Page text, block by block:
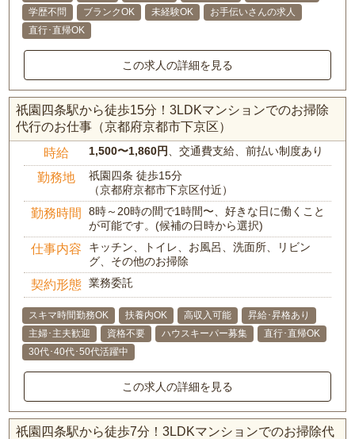
学歴不問
ブランクOK 未経験OK
お手伝いさんの求人
直行･直帰OK
この求人の詳細を見る
祇園四条駅から徒歩15分！3LDKマンションでのお掃除
代行のお仕事（京都府京都市下京区）
時給 1,500〜1,860円 、交通費支給、前払い制度あり
勤務地
祇園四条 徒歩15分
（京都府京都市下京区付近）
勤務時間
8時～20時の間で1時間〜、好きな日に働くこと
が可能です。(候補の日時から選択)
仕事内容
キッチン、トイレ、お風呂、洗面所、リビン
グ、その他のお掃除
契約形態 業務委託
スキマ時間勤務OK 扶養内OK 高収入可能
昇給･昇格あり
主婦･主夫歓迎
資格不要 ハウスキーパー募集
直行･直帰OK
30代･40代･50代活躍中
この求人の詳細を見る
祇園四条駅から徒歩7分！3LDKマンションでのお掃除代